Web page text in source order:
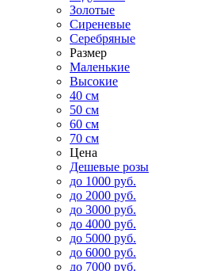
Золотые
Сиреневые
Серебряные
Размер
Маленькие
Высокие
40 см
50 см
60 см
70 см
Цена
Дешевые розы
до 1000 руб.
до 2000 руб.
до 3000 руб.
до 4000 руб.
до 5000 руб.
до 6000 руб.
до 7000 руб.